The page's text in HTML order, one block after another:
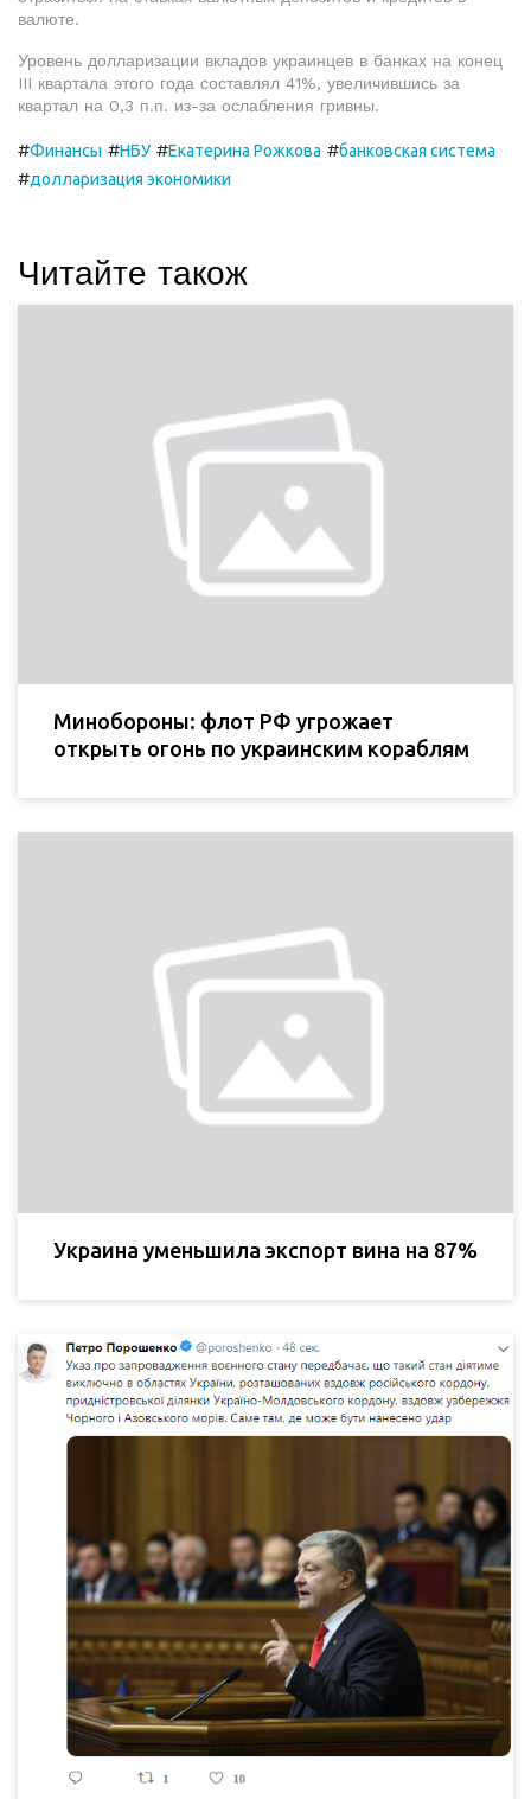
валюте.
Уровень долларизации вкладов украинцев в банках на конец
III квартала этого года составлял 41%, увеличившись за
квартал на 0,3 п.п. из-за ослабления гривны.
#Финансы #НБУ #Екатерина Рожкова #банковская система
#долларизация экономики
Читайте також
Минобороны: флот РФ угрожает
открыть огонь по украинским кораблям
Украина уменьшила экспорт вина на 87%